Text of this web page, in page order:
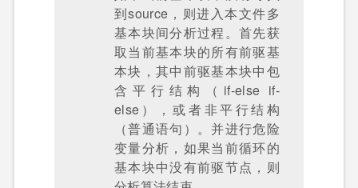
到source，则进入本文件多
基本块间分析过程。首先获
取当前基本块的所有前驱基
本块，其中前驱基本块中包
含平行结构（if-else if-
else），或者非平行结构
（普通语句）。并进行危险
变量分析，如果当前循环的
基本块中没有前驱节点，则